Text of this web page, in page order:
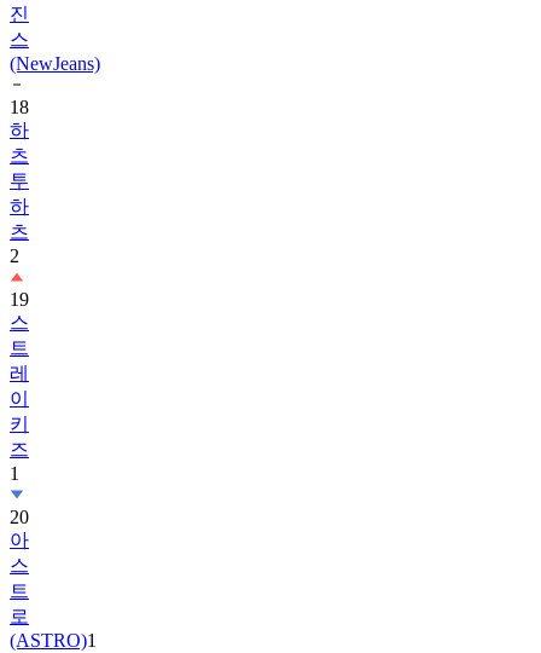
진
스
(NewJeans)
18
하
츠
투
하
츠
2
19
스
트
레
이
키
즈
1
20
아
스
트
로
(ASTRO)1